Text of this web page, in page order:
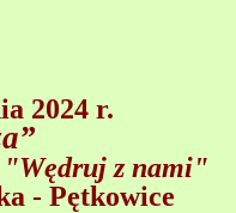
2024 r.
”
"Wędruj z nami"
- Pętkowice